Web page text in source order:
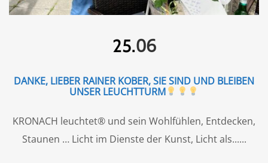
25.06
DANKE, LIEBER RAINER KOBER, SIE SIND UND BLEIBEN
UNSER LEUCHTTURM
KRONACH leuchtet® und sein Wohlfühlen, Entdecken,
Staunen … Licht im Dienste der Kunst, Licht als...